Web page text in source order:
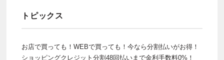
トピックス
お店で買っても！WEBで買っても！今なら分割払いがお得！
ショッピングクレジット分割48回払いまで金利手数料0%！